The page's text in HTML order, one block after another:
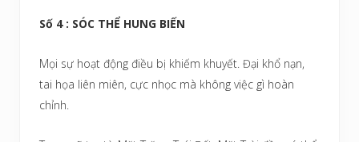
Số 4 : SÓC THỂ HUNG BIẾN
Mọi sự hoạt động điều bị khiếm khuyết. Đại khổ nạn,
tai họa liên miên, cực nhọc mà không việc gì hoàn
chỉnh.